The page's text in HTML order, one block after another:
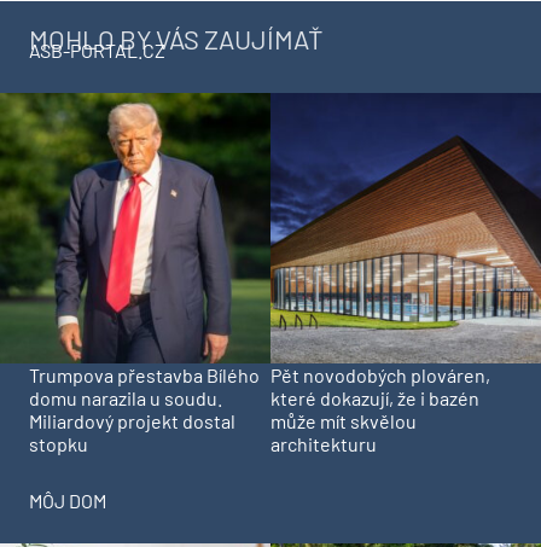
MOHLO BY VÁS ZAUJÍMAŤ
ASB-PORTAL.CZ
Trumpova přestavba Bílého
domu narazila u soudu.
Miliardový projekt dostal
stopku
Pět novodobých plováren,
které dokazují, že i bazén
může mít skvělou
architekturu
MÔJ DOM